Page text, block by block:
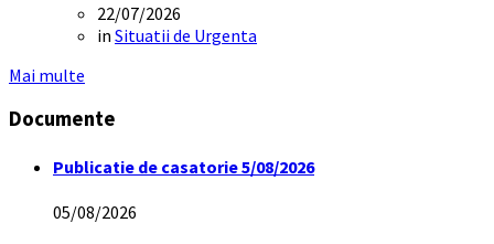
22/07/2026
in Situatii de Urgenta
Mai multe
Documente
Publicatie de casatorie 5/08/2026
05/08/2026